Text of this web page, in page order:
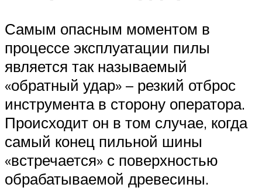
Самым опасным моментом в
процессе эксплуатации пилы
является так называемый
«обратный удар» – резкий отброс
инструмента в сторону оператора.
Происходит он в том случае, когда
самый конец пильной шины
«встречается» с поверхностью
обрабатываемой древесины.